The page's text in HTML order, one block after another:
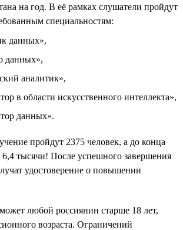
на год. В её рамках слушатели пройдут
специальностям:
данных»,
данных»,
аналитик»,
в области искусственного интеллекта»,
данных».
пройдут 2375 человек, а до конца
тысячи! После успешного завершения
удостоверение о повышении
любой россиянин старше 18 лет,
возраста. Ограничений